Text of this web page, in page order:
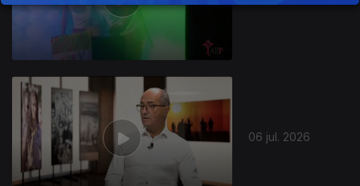
06 jul. 2026
940467